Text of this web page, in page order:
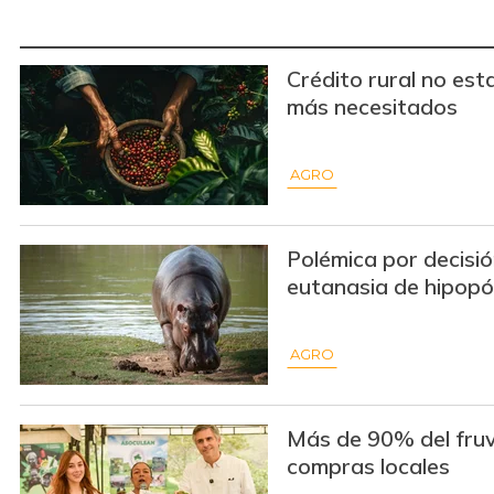
Crédito rural no
más necesitados
AGRO
Polémica por
eutanasia de
AGRO
Más de 90% del
compras locales